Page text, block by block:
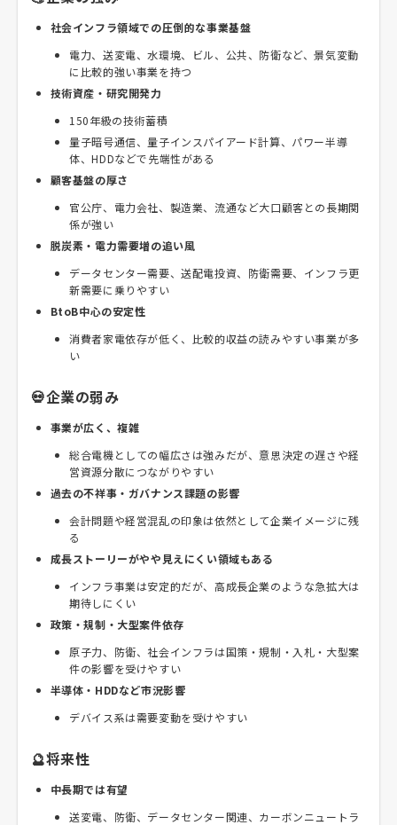
社会インフラ領域での圧倒的な事業基盤
電力、送変電、水環境、ビル、公共、防衛など、景気変動
に比較的強い事業を持つ
技術資産・研究開発力
150年級の技術蓄積
量子暗号通信、量子インスパイアード計算、パワー半導
体、HDDなどで先端性がある
顧客基盤の厚さ
官公庁、電力会社、製造業、流通など大口顧客との長期関
係が強い
脱炭素・電力需要増の追い風
データセンター需要、送配電投資、防衛需要、インフラ更
新需要に乗りやすい
BtoB中心の安定性
消費者家電依存が低く、比較的収益の読みやすい事業が多
い
💀企業の弱み
事業が広く、複雑
総合電機としての幅広さは強みだが、意思決定の遅さや経
営資源分散につながりやすい
過去の不祥事・ガバナンス課題の影響
会計問題や経営混乱の印象は依然として企業イメージに残
る
成長ストーリーがやや見えにくい領域もある
インフラ事業は安定的だが、高成長企業のような急拡大は
期待しにくい
政策・規制・大型案件依存
原子力、防衛、社会インフラは国策・規制・入札・大型案
件の影響を受けやすい
半導体・HDDなど市況影響
デバイス系は需要変動を受けやすい
🔮将来性
中長期では有望
送変電、防衛、データセンター関連、カーボンニュートラ